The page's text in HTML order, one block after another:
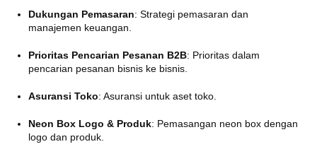
Dukungan Pemasaran: Strategi pemasaran dan
manajemen keuangan.
Prioritas Pencarian Pesanan B2B: Prioritas dalam
pencarian pesanan bisnis ke bisnis.
Asuransi Toko: Asuransi untuk aset toko.
Neon Box Logo & Produk: Pemasangan neon box dengan
logo dan produk.